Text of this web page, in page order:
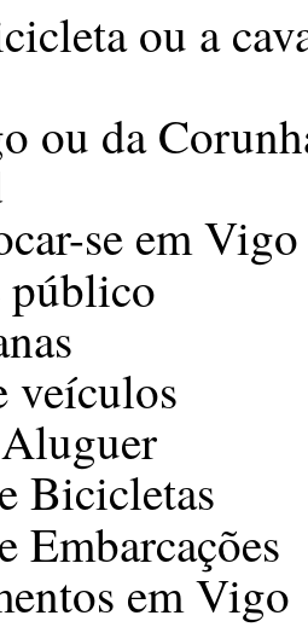
ou a
ou da
se em Vigo
público
veículos
Bicicletas
Embarcações
em Vigo